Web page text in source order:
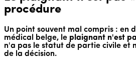
procédure
Un point souvent mal compris : en
médical belge, le plaignant n'est
n'a pas le statut de partie civile et
de la décision.